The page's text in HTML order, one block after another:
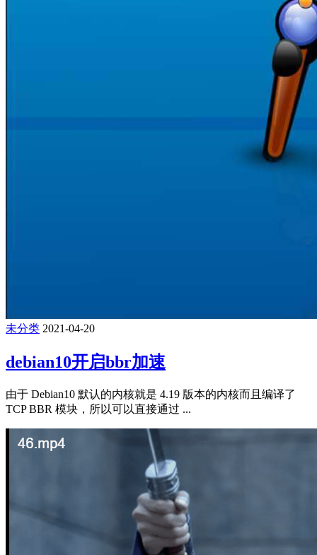
未分类 2021-04-20
debian10开启bbr加速
由于 Debian10 默认的内核就是 4.19 版本的内核而且编译了
TCP BBR 模块，所以可以直接通过 ...